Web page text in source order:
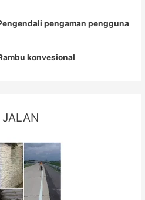
pengaman pengguna
konvesional
JALAN